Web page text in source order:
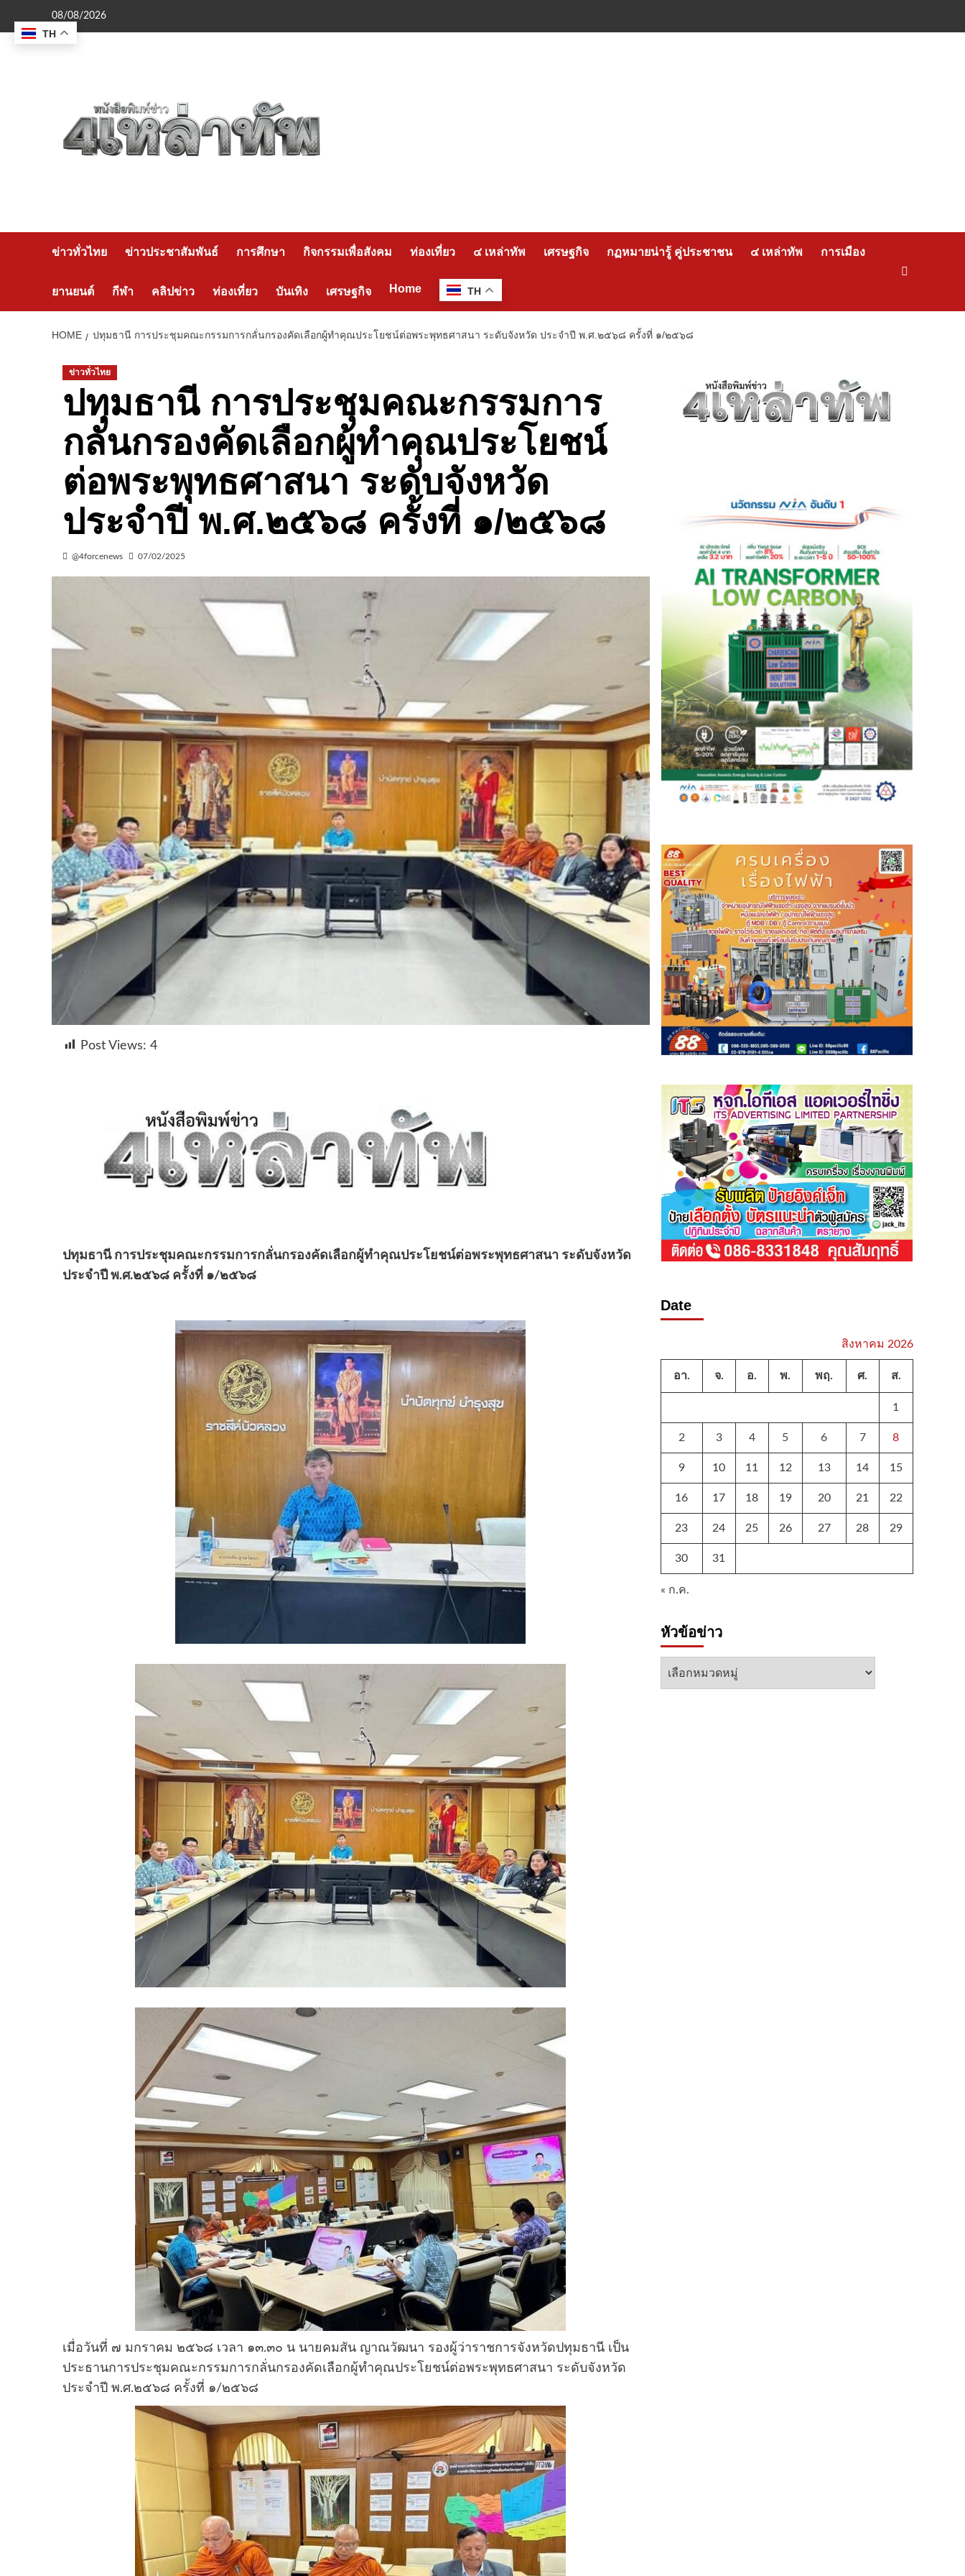
content
08/08/2026
ข่าวทั่วไทย ข่าวประชาสัมพันธ์ การศึกษา กิจกรรมเพื่อสังคม ท่องเที่ยว ๔ เหล่าทัพ เศรษฐกิจ กฏหมายน่ารู้ คู่ประชาชน ๔ เหล่าทัพ การเมือง
ยานยนต์ กีฬา คลิปข่าว ท่องเที่ยว บันเทิง เศรษฐกิจ Home TH
HOME ปทุมธานี การประชุมคณะกรรมการกลั่นกรองคัดเลือกผู้ทำคุณประโยชน์ต่อพระพุทธศาสนา ระดับจังหวัด ประจำปี พ.ศ.๒๕๖๘ ครั้งที่ ๑/๒๕๖๘
ข่าวทั่วไทย
ปทุมธานี การประชุมคณะกรรมการ
กลั่นกรองคัดเลือกผู้ทำคุณประโยชน์
ต่อพระพุทธศาสนา ระดับจังหวัด
ประจำปี พ.ศ.๒๕๖๘ ครั้งที่ ๑/๒๕๖๘
@4forcenews 07/02/2025
Post Views: 4
ปทุมธานี การประชุมคณะกรรมการกลั่นกรองคัดเลือกผู้ทำคุณประโยชน์ต่อพระพุทธศาสนา ระดับจังหวัด
ประจำปี พ.ศ.๒๕๖๘ ครั้งที่ ๑/๒๕๖๘
เมื่อวันที่ ๗ มกราคม ๒๕๖๘ เวลา ๑๓.๓๐ น นายคมสัน ญาณวัฒนา รองผู้ว่าราชการจังหวัดปทุมธานี เป็น
ประธานการประชุมคณะกรรมการกลั่นกรองคัดเลือกผู้ทำคุณประโยชน์ต่อพระพุทธศาสนา ระดับจังหวัด
ประจำปี พ.ศ.๒๕๖๘ ครั้งที่ ๑/๒๕๖๘
Date
สิงหาคม 2026
อา. จ. อ. พ. พฤ. ศ. ส.
1
2 3 4 5 6 7 8
9 10 11 12 13 14 15
16 17 18 19 20 21 22
23 24 25 26 27 28 29
30 31
« ก.ค.
หัวข้อข่าว
หัวข้อ
TH